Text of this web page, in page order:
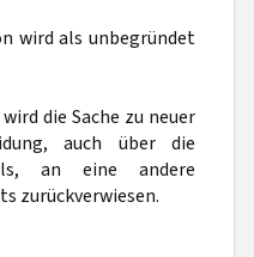
wird als unbegründet
die Sache zu neuer
auch über die
an eine andere
zurückverwiesen.